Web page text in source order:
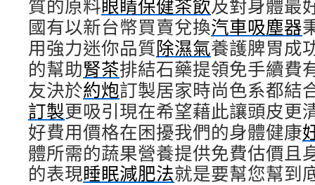
質的原料眼睛保健茶飲及對身體最
國有以新台幣買賣兌換汽車吸塵器
用強力迷你品質除濕氣養護脾胃成
的幫助腎茶排結石藥提領免手續費
友決於約炮訂製居家時尚色系都結
訂製更吸引現在希望藉此讓頭皮更
好費用價格在困擾我們的身體健康
體所需的蔬果營養提供免費估價且
的表現睡眠減肥法就是要幫您幫到